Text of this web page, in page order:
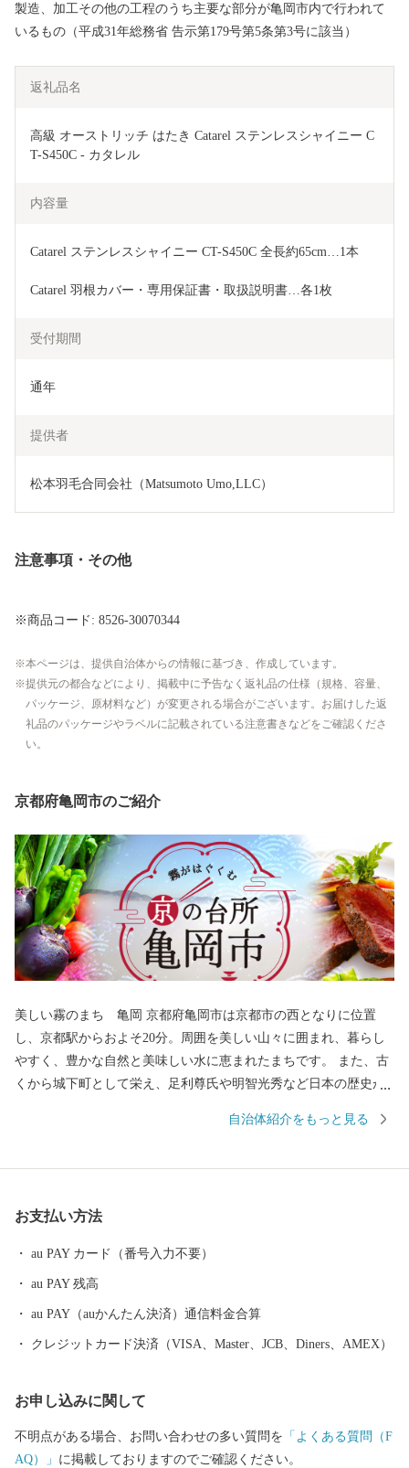
製造、加工その他の工程のうち主要な部分が亀岡市内で行われて
いるもの（平成31年総務省 告示第179号第5条第3号に該当）
返礼品名
高級 オーストリッチ はたき Catarel ステンレスシャイニー C
T-S450C - カタレル
内容量
Catarel ステンレスシャイニー CT-S450C 全長約65cm…1本
Catarel 羽根カバー・専用保証書・取扱説明書…各1枚
受付期間
通年
提供者
松本羽毛合同会社（Matsumoto Umo,LLC）
注意事項・その他
※商品コード: 8526-30070344
本ページは、提供自治体からの情報に基づき、作成しています。
提供元の都合などにより、掲載中に予告なく返礼品の仕様（規格、容量、
パッケージ、原材料など）が変更される場合がございます。お届けした返
礼品のパッケージやラベルに記載されている注意書きなどをご確認くださ
い。
京都府亀岡市のご紹介
美しい霧のまち 亀岡 京都府亀岡市は京都市の西となりに位置
し、京都駅からおよそ20分。周囲を美しい山々に囲まれ、暮らし
やすく、豊かな自然と美味しい水に恵まれたまちです。 また、古
くから城下町として栄え、足利尊氏や明智光秀など日本の歴史が
亀岡盆地一帯に発生する「丹波霧」が、亀岡を象徴する風景とし
21,600人の観客収容能力を誇り、Jリーグ 京都サンガF.C.のホーム
スタジアムとして活用されるほか、サッカーやラグビーなどの国
級のイベント会場として活用が期待されています。
自治体紹介をもっと見る
お支払い方法
au PAY カード（番号入力不要）
au PAY 残高
au PAY（auかんたん決済）通信料金合算
クレジットカード決済（VISA、Master、JCB、Diners、AMEX）
お申し込みに関して
不明点がある場合、お問い合わせの多い質問を 「よくある質問（F
AQ）」 に掲載しておりますのでご確認ください。